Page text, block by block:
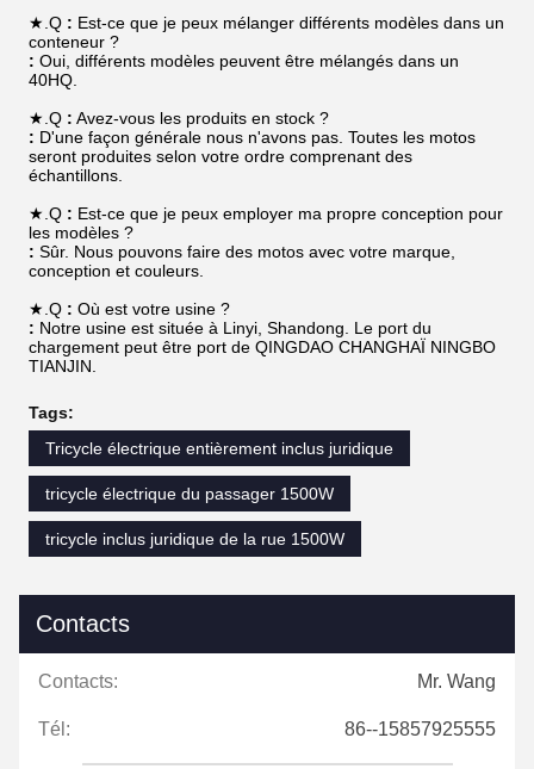
★.Q : Est-ce que je peux mélanger différents modèles dans un
conteneur ?
: Oui, différents modèles peuvent être mélangés dans un
40HQ.
★.Q : Avez-vous les produits en stock ?
: D'une façon générale nous n'avons pas. Toutes les motos
seront produites selon votre ordre comprenant des
échantillons.
★.Q : Est-ce que je peux employer ma propre conception pour
les modèles ?
: Sûr. Nous pouvons faire des motos avec votre marque,
conception et couleurs.
★.Q : Où est votre usine ?
: Notre usine est située à Linyi, Shandong. Le port du
chargement peut être port de QINGDAO CHANGHAÏ NINGBO
TIANJIN.
Tags:
Tricycle électrique entièrement inclus juridique
tricycle électrique du passager 1500W
tricycle inclus juridique de la rue 1500W
Contacts
Contacts: Mr. Wang
Tél: 86--15857925555